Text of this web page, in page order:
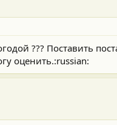
??? Поставить
оценить.:russian: